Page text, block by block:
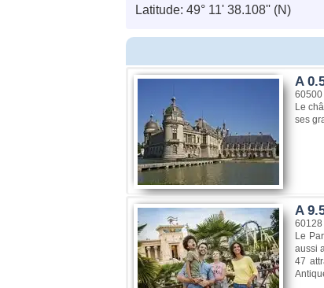
Latitude: 49° 11' 38.108'' (N)
A
Le
ses
A
Le
aussi
47